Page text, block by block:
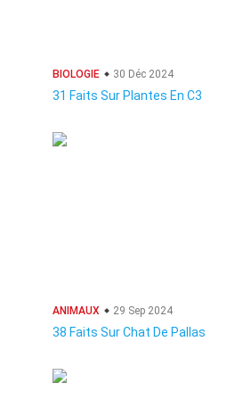
BIOLOGIE 30 Déc 2024
31 Faits Sur Plantes En C3
ANIMAUX 29 Sep 2024
38 Faits Sur Chat De Pallas